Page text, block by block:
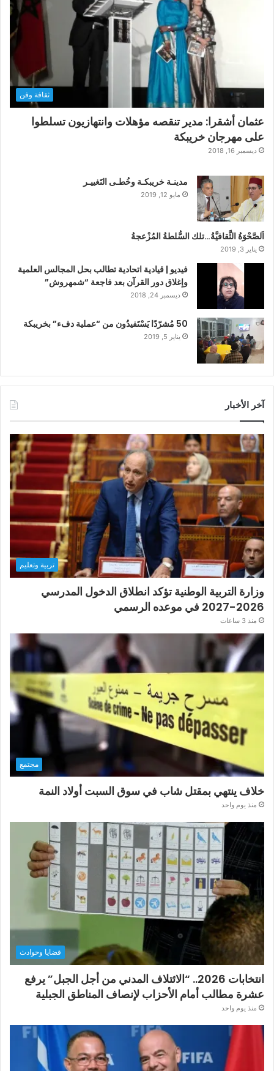
ثقافة وفن
عثمان أشقرا: مدير تنقصه مؤهلات وانتهازيون تسلطوا
على مهرجان خريبكة
ديسمبر 16, 2018
مدينـة خريبكـة وخُطـى التَغييـر
مايو 12, 2019
اَلصَّحْوَةُ الثَّقافيَّةُ…تلك السُّلطةُ المُزْعجةُ
يناير 3, 2019
فيديو | قيادية اتحادية تطالب بحل المجالس العلمية
وإغلاق دور القرآن بعد فاجعة “شمهروش”
ديسمبر 24, 2018
50 مُشرّدًا يَسْتَفيدُون من “عملية دفء” بخريبكة
يناير 5, 2019
آخر الأخبار
تربية وتعليم
وزارة التربية الوطنية تؤكد انطلاق الدخول المدرسي
2026-2027 في موعده الرسمي
منذ 3 ساعات
مجتمع
خلاف ينتهي بمقتل شاب في سوق السبت أولاد النمة
منذ يوم واحد
قضايا وحوادث
انتخابات 2026.. “الائتلاف المدني من أجل الجبل” يرفع
عشرة مطالب أمام الأحزاب لإنصاف المناطق الجبلية
منذ يوم واحد